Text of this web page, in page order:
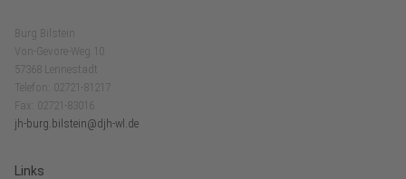
Burg Bilstein
Von-Gevore-Weg 10
57368 Lennestadt
Telefon: 02721-81217
Fax: 02721-83016
jh-burg.bilstein@djh-wl.de
Links